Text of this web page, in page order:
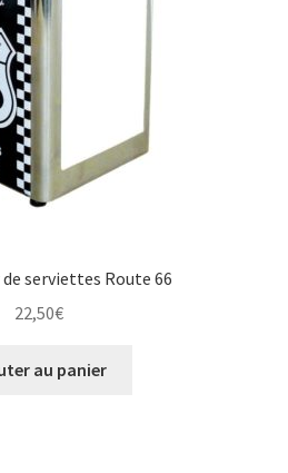
serviettes Route 66
22,50€
au panier